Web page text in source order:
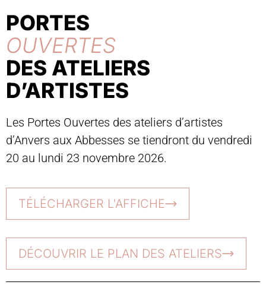
PORTES
OUVERTES
DES ATELIERS
D’ARTISTES
Les Portes Ouvertes des ateliers d’artistes
d’Anvers aux Abbesses se tiendront du vendredi
20 au lundi 23 novembre 2026.
TÉLÉCHARGER L'AFFICHE
DÉCOUVRIR LE PLAN DES ATELIERS